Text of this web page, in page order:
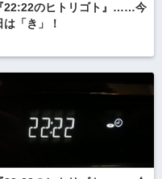
22:22のヒトリゴト』……今
は「き」！